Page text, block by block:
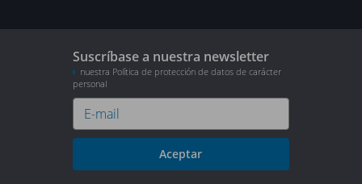
Suscríbase a nuestra newsletter
nuestra Política de protección de datos de carácter
personal
Aceptar